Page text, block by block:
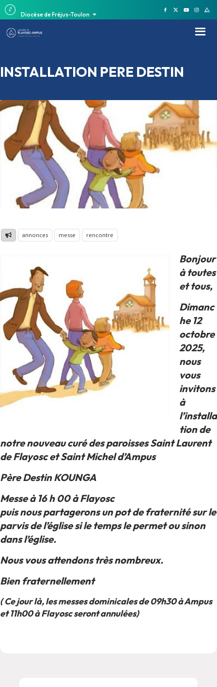
Diocèse de Fréjus-Toulon
INSTALLATION PERE DESTIN
annonces messe rencontre
Bonjour
à toutes
et tous,
Dimanc
he 12
octobre
2025,
nous
vous
invitons
à
l’installa
tion de
notre nouveau curé des paroisses Saint Laurent
de Flayosc et Saint Michel d’Ampus
Père Destin KOUNGA
Messe à 16 h 00 à Flayosc
puis nous partagerons un pot de fraternité sur le
parvis de l’église si le temps le permet ou sinon
dans l’église.
Nous vous attendons très nombreux.
Bien fraternellement
( Ce jour là, les messes dominicales de 09h30 à Ampus
et 11h00 à Flayosc seront annulées)